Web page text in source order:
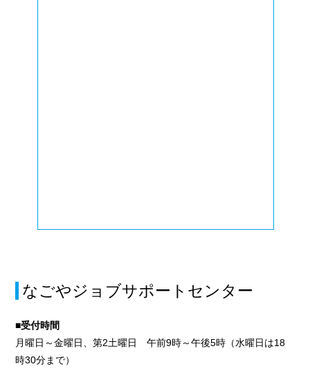
なごやジョブサポートセンター
■受付時間
月曜日～金曜日、第2土曜日 午前9時～午後5時（水曜日は18
時30分まで）